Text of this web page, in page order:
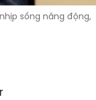
sống năng động,